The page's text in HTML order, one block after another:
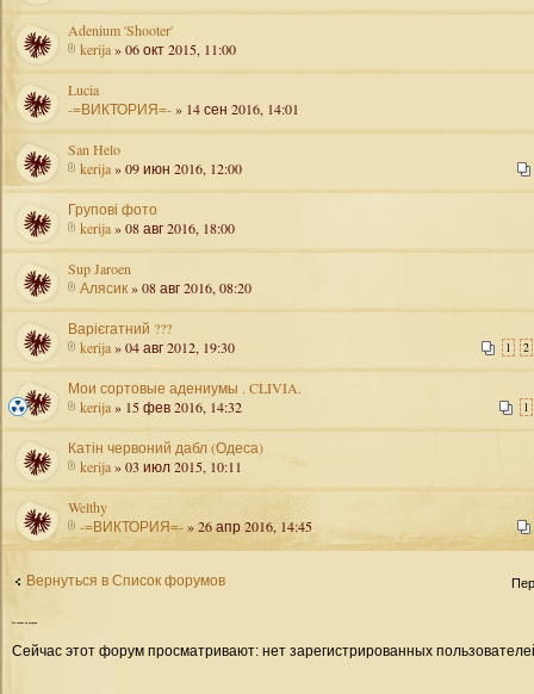
Adenium 'Shooter'
kerija» 06 окт 2015, 11:00
Lucia
-=ВИКТОРИЯ=-» 14 сен 2016, 14:01
San Helo
kerija» 09 июн 2016, 12:00
Групові фото
kerija» 08 авг 2016, 18:00
Sup Jaroen
Алясик» 08 авг 2016, 08:20
Варієгатний ???
1 2
kerija» 04 авг 2012, 19:30
Мои сортовые адениумы . CLIVIA.
1
kerija» 15 фев 2016, 14:32
Катін червоний дабл (Одеса)
kerija» 03 июл 2015, 10:11
Welthy
-=ВИКТОРИЯ=-» 26 апр 2016, 14:45
Вернуться в Список форумов
Кто сейчас на форуме
Сейчас этот форум просматривают: нет зарегистрированных